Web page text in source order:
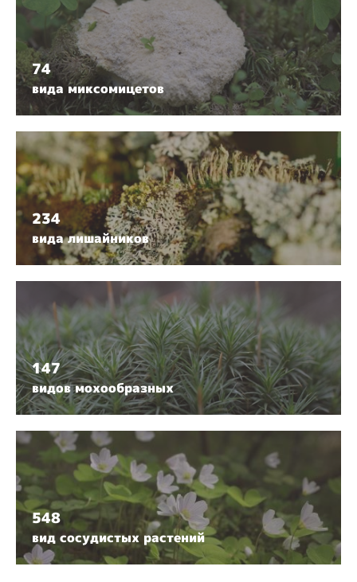
74
вида миксомицетов
234
вида лишайников
147
видов мохообразных
548
вид сосудистых растений